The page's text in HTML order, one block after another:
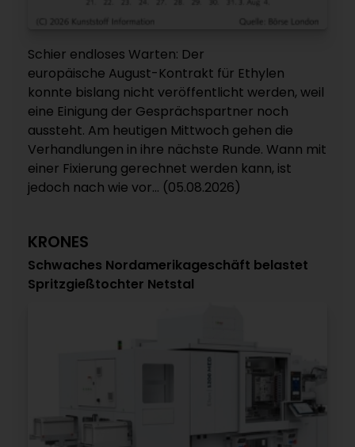
Schier endloses Warten: Der
europäische August-Kontrakt für Ethylen
konnte bislang nicht veröffentlicht werden, weil
eine Einigung der Gesprächspartner noch
aussteht. Am heutigen Mittwoch gehen die
Verhandlungen in ihre nächste Runde. Wann mit
einer Fixierung gerechnet werden kann, ist
jedoch nach wie vor... (05.08.2026)
KRONES
Schwaches Nordamerikageschäft belastet
Spritzgießtochter Netstal